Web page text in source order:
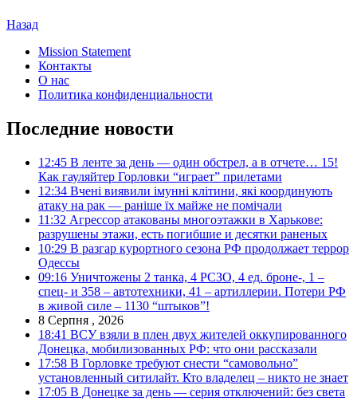
Назад
Mission Statement
Контакты
О нас
Политика конфиденциальности
Последние новости
12:45 В ленте за день — один обстрел, а в отчете… 15!
Как гауляйтер Горловки “играет” прилетами
12:34 Вчені виявили імунні клітини, які координують
атаку на рак — раніше їх майже не помічали
11:32 Агрессор атакованы многоэтажки в Харькове:
разрушены этажи, есть погибшие и десятки раненых
10:29 В разгар курортного сезона РФ продолжает террор
Одессы
09:16 Уничтожены 2 танка, 4 РСЗО, 4 ед. броне-, 1 –
спец- и 358 – автотехники, 41 – артиллерии. Потери РФ
в живой силе – 1130 “штыков”!
8 Серпня , 2026
18:41 ВСУ взяли в плен двух жителей оккупированного
Донецка, мобилизованных РФ: что они рассказали
17:58 В Горловке требуют снести “самовольно”
установленный ситилайт. Кто владелец – никто не знает
17:05 В Донецке за день — серия отключений: без света